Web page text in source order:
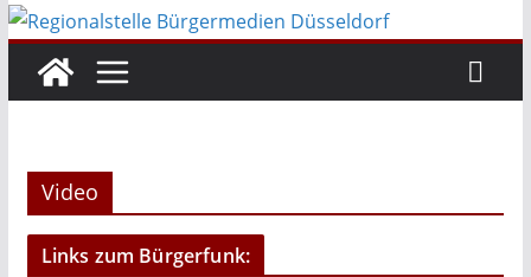
Video
Links zum Bürgerfunk: